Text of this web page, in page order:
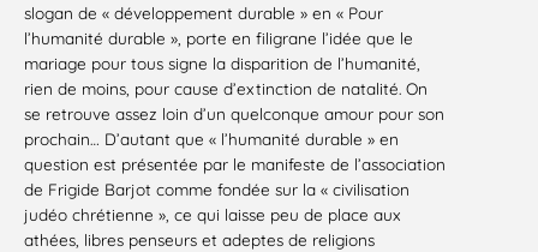
slogan de « développement durable » en « Pour
l’humanité durable », porte en filigrane l’idée que le
mariage pour tous signe la disparition de l’humanité,
rien de moins, pour cause d’extinction de natalité. On
se retrouve assez loin d’un quelconque amour pour son
prochain… D’autant que « l’humanité durable » en
question est présentée par le manifeste de l’association
de Frigide Barjot comme fondée sur la « civilisation
judéo chrétienne », ce qui laisse peu de place aux
athées, libres penseurs et adeptes de religions